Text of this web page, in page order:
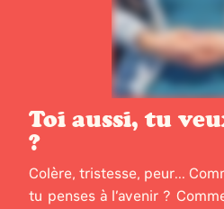
Toi aussi, tu
?
Colère, tristesse, peur...
tu penses à l’avenir ?